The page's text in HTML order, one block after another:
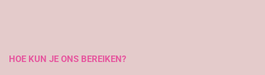
HOE KUN JE ONS BEREIKEN?